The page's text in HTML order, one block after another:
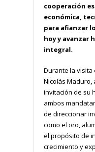
cooperación
económica,
para afianzar
hoy y avanzar
integral.
Durante la
Nicolás Maduro,
invitación de su
ambos
de direccionar
como el oro,
el propósito de
crecimiento y